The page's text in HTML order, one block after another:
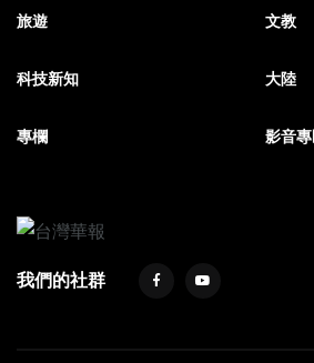
旅遊 文教
科技新知 大陸
專欄 影音
我們的社群